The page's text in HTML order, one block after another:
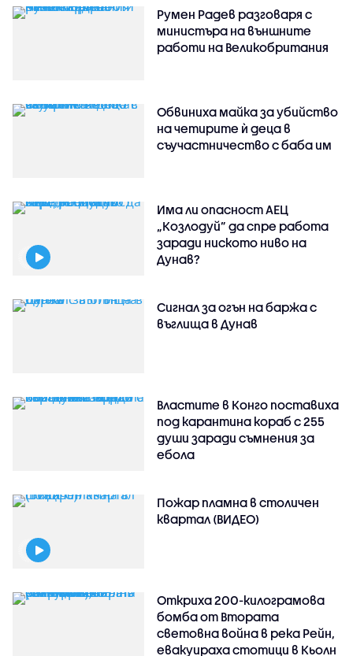
Румен Радев разговаря с
министъра на външните
работи на Великобритания
Обвиниха майка за убийство
на четирите ѝ деца в
съучастничество с баба им
Има ли опасност АЕЦ
„Козлодуй” да спре работа
заради ниското ниво на
Дунав?
Сигнал за огън на баржа с
въглища в Дунав
Властите в Конго поставиха
под карантина кораб с 255
души заради съмнения за
ебола
Пожар пламна в столичен
квартал (ВИДЕО)
Откриха 200-килограмова
бомба от Втората
световна война в река Рейн,
евакуираха стотици в Кьолн